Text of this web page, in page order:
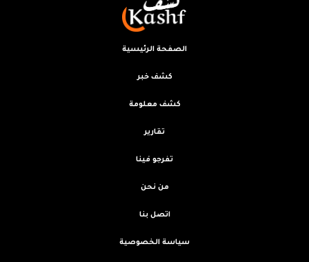
الصفحة الرئيسية
كشف خبر
كشف معلومة
تقارير
تفرجو فينا
من نحن
اتصل بنا
سياسة الخصوصية